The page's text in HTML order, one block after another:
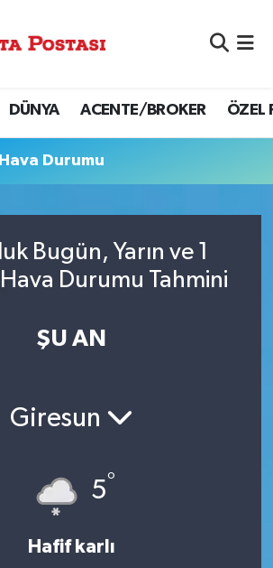
DÜNYA ACENTE/BROKER ÖZEL
Durumu
Bugün, Yarın ve 1
Durumu Tahmini
ŞU AN
Giresun
5°
Hafif karlı
Durumu ve Fikstür
Haberleri